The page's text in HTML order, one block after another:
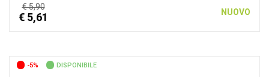
€ 5,90
€ 5,61 NUOVO
-5% DISPONIBILE